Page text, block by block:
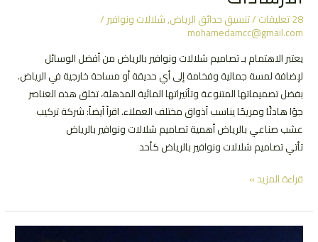
28 تعليقات /تنسيق حدائق الرياض,شلالات ونوافير/
mohamedamcc@gmail.com
يعتبر الاهتمام بـ تصاميم شلالات ونوافير بالرياض من أفضل الوسائل
لإضافة لمسة جمالية وفخامة إلى أي حديقة أو مساحة خارجية في الرياض.
بفضل تصميماتها المتنوعة وتأثيراتها المائية المذهلة، تخلق هذه العناصر
جوًا هادئًا ومريحًا يناسب أذواق مختلف العملاء. اقرأ أيضاً: شركة تركيب
عشب صناعي بالرياض أهمية تصاميم شلالات ونوافير بالرياض
تأتي تصاميم شلالات ونوافير بالرياض كأحد
تصاميم
ونوافير
بالرياض
قراءة المزيد »